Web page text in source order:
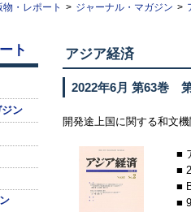
物・レポート > ジャーナル・マガジン >
ト
ン
アジア経済
2022年6月 第63巻
開発途上国に関する和文
■
■
■
■